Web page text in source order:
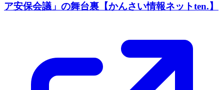
ア安保会議」の舞台裏【かんさい情報ネットten.】